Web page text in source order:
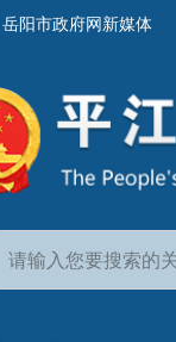
岳阳市政府网新媒体